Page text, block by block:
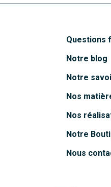
Questions
Notre blog
Notre
Nos
Nos
Notre
Nous